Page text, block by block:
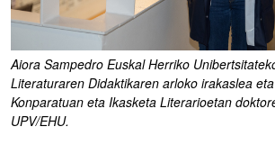
Aiora Sampedro Euskal Herriko
Literaturaren Didaktikaren arloko irakaslea
Konparatuan eta Ikasketa Literarioetan
UPV/EHU.